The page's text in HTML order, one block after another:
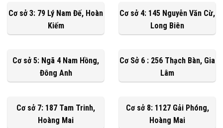
Cơ sở 3: 79 Lý Nam Đế, Hoàn
Kiếm
Cơ sở 4: 145 Nguyễn Văn Cừ,
Long Biên
Cơ sở 5: Ngã 4 Nam Hồng,
Đông Anh
Cơ Sở 6 : 256 Thạch Bàn, Gia
Lâm
Cơ sở 7: 187 Tam Trinh,
Hoàng Mai
Cơ sở 8: 1127 Gải Phóng,
Hoàng Mai